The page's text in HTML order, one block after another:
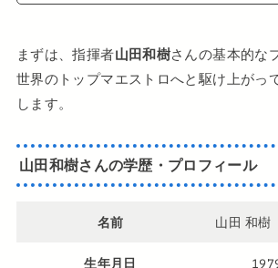
まずは、指揮者山田和樹さんの基本的な
世界のトップマエストロへと駆け上がっ
します。
山田和樹さんの学歴・プロフィール
名前 山田 和樹
生年月日